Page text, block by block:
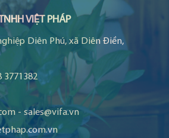
VIỆT PHÁP
Diên Phú, xã Diên Điền,
3771382
- sales@vifa.vn